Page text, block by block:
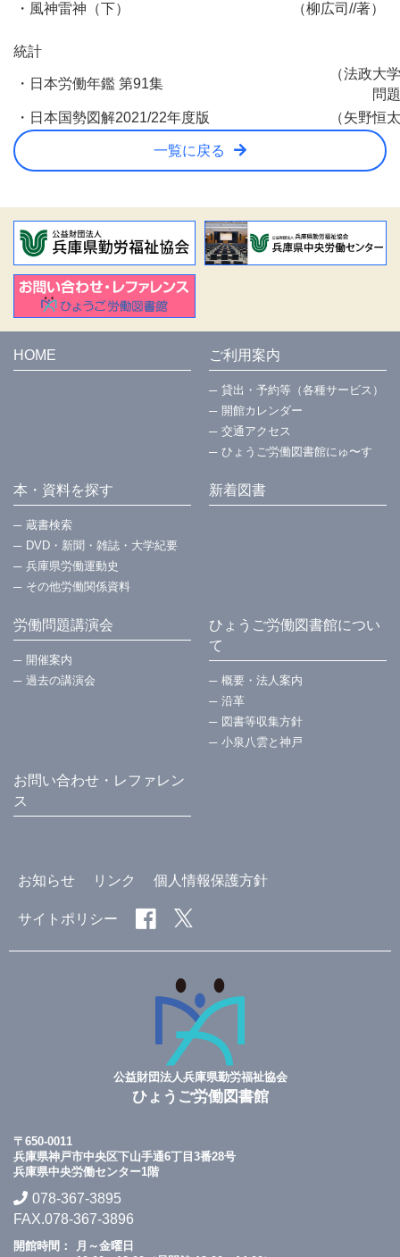
・風神雷神（下）
（柳広司//著）
統計
・日本労働年鑑 第91集
（法政大
問
・日本国勢図解2021/22年度版
（矢野恒
一覧に戻る
HOME ご利用案内
貸出・予約等（各種サービス）
開館カレンダー
交通アクセス
ひょうご労働図書館にゅ〜す
本・資料を探す
蔵書検索
DVD・新聞・雑誌・大学紀要
兵庫県労働運動史
その他労働関係資料
新着図書
労働問題講演会
開催案内
過去の講演会
ひょうご労働図書館につい
て
概要・法⼈案内
沿革
図書等収集方針
小泉八雲と神戸
お問い合わせ・レファレン
ス
お知らせ リンク 個人情報保護方針
サイトポリシー
公益財団法人兵庫県勤労福祉協会
ひょうご労働図書館
〒650-0011
兵庫県神戸市中央区下山手通6丁目3番28号
兵庫県中央労働センター1階
078-367-3895
FAX.078-367-3896
開館時間：
月～金曜日